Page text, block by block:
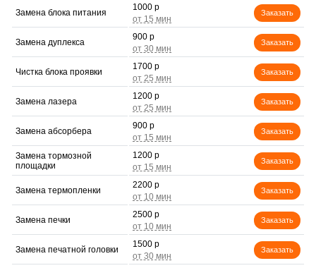
Замена блока питания
1000 р
Заказать
Замена дуплекса
900 р
Заказать
Чистка блока проявки
1700 р
Заказать
Замена лазера
1200 р
Заказать
Замена абсорбера
900 р
Заказать
Замена тормозной
площадки
1200 р
Заказать
Замена термопленки
2200 р
Заказать
Замена печки
2500 р
Заказать
Замена печатной головки
1500 р
Заказать